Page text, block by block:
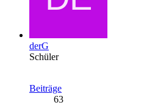
derG
Schüler
Beiträge
63